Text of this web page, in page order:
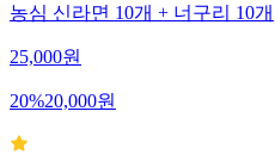
농심 신라면 10개 + 너구리 10개
25,000원
20%20,000원